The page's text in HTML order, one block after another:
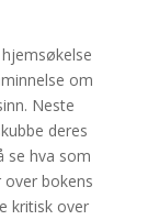
om
Neste
deres
se hva som
over bokens
kritisk over